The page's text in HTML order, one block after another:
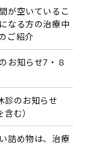
が空いているこ
なる方の治療中
ご紹介
お知らせ7・８
診のお知らせ
含む）
詰め物は、治療